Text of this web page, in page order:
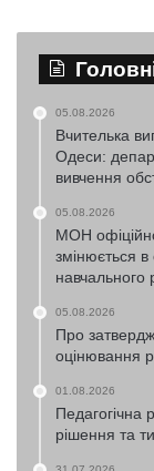
05.08.2026
Вчителька
Одеси:
вивчення
05.08.2026
МОН
змінюється в
навчального
05.08.2026
Про
оцінювання
01.08.2026
Педагогічна
рішення та